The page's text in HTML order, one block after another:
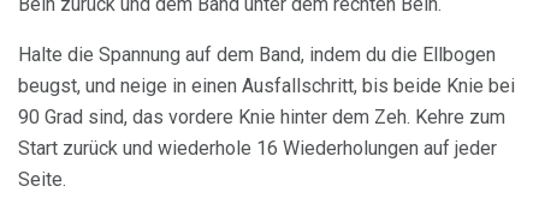
Halte die Spannung auf dem Band, indem du die Ellbogen
beugst, und neige in einen Ausfallschritt, bis beide Knie bei
90 Grad sind, das vordere Knie hinter dem Zeh. Kehre zum
Start zurück und wiederhole 16 Wiederholungen auf jeder
Seite.